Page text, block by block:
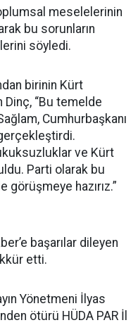
meselelerinin
bu sorunların
söyledi.
birinin Kürt
“Bu temelde
Cumhurbaşkanı
ve Kürt
Parti olarak bu
hazırız.”
başarılar dileyen
etti.
Yönetmeni İlyas
ötürü HÜDA PAR İl